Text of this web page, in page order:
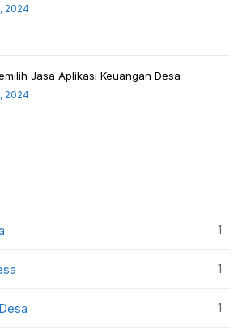
2024
Jasa Aplikasi Keuangan Desa
2024
1
1
1